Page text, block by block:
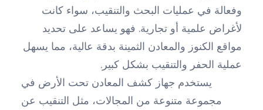
وفعالة في عمليات البحث والتنقيب، سواء كانت
لأغراض علمية أو تجارية. فهو يساعد على تحديد
مواقع الكنوز والمعادن الثمينة بدقة عالية، مما يسهل
عملية الحفر والتنقيب بشكل كبير.
يستخدم جهاز كشف المعادن تحت الأرض في
مجموعة متنوعة من المجالات، مثل التنقيب عن